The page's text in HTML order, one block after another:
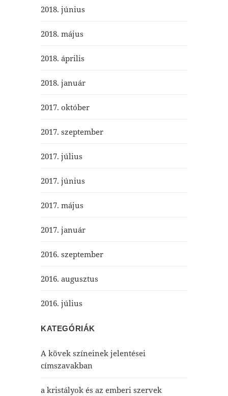
2018. június
2018. május
2018. április
2018. január
2017. október
2017. szeptember
2017. július
2017. június
2017. május
2017. január
2016. szeptember
2016. augusztus
2016. július
KATEGÓRIÁK
A kövek színeinek jelentései
címszavakban
a kristályok és az emberi szervek